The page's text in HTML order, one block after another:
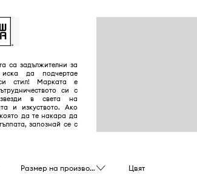
са задължителни за
да подчертае
стил! Марката е
си с
звезди в света на
и изкуството. Ако
да те накара да
запознай се с
Размер на производителя Цвят